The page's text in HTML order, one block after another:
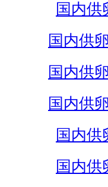
国内供
国内供
国内供
国内供
国内供
国内供